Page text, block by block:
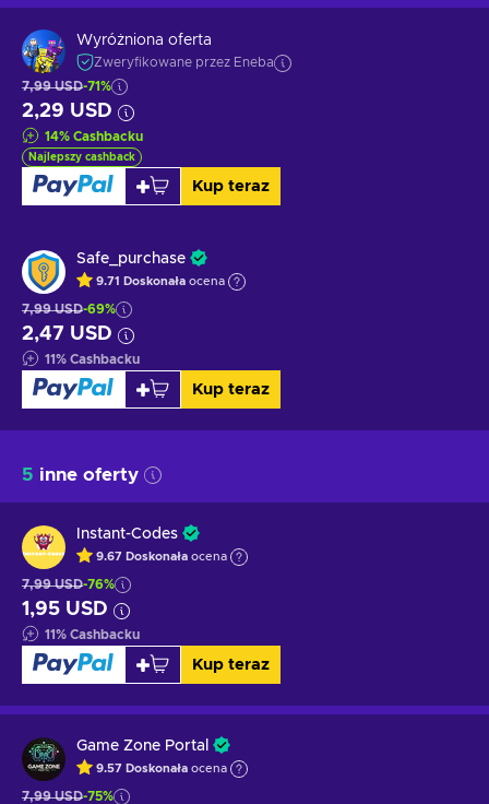
Wyróżniona oferta
Zweryfikowane przez Eneba
7,99 USD-71%
2,29 USD
14% Cashbacku
Najlepszy cashback
Kup teraz
Safe_purchase
9.71 Doskonała ocena
7,99 USD-69%
2,47 USD
11% Cashbacku
Kup teraz
5 inne oferty
Instant-Codes
9.67 Doskonała ocena
7,99 USD-76%
1,95 USD
11% Cashbacku
Kup teraz
Game Zone Portal
9.57 Doskonała ocena
7,99 USD-75%